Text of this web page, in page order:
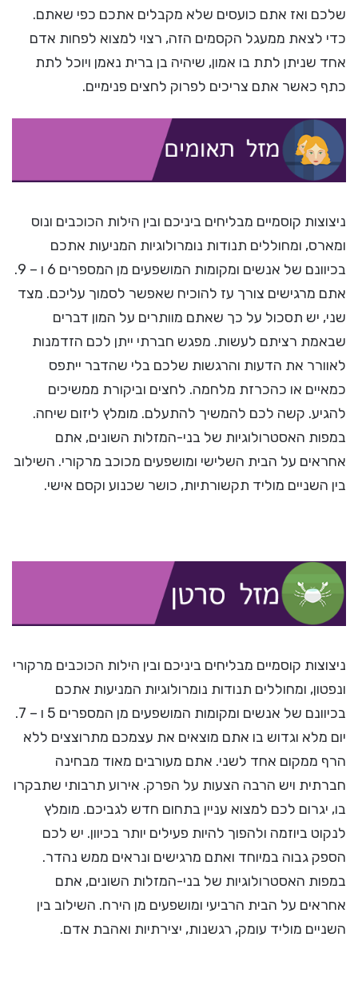
שלכם ואז אתם כועסים שלא מקבלים אתכם כפי שאתם.
כדי לצאת ממעגל הקסמים הזה, רצוי למצוא לפחות אדם
אחד שניתן לתת בו אמון, שיהיה בן ברית נאמן ויוכל לתת
כתף כאשר אתם צריכים לפרוק לחצים פנימיים.
ניצוצות קוסמיים מבליחים ביניכם ובין הילות הכוכבים ונוס
ומארס, ומחוללים תנודות נומרולוגיות המניעות אתכם
בכיוונם של אנשים ומקומות המושפעים מן המספרים 6 ו – 9.
אתם מרגישים צורך עז להוכיח שאפשר לסמוך עליכם. מצד
שני, יש תסכול על כך שאתם מוותרים על המון דברים
שבאמת רציתם לעשות. מפגש חברתי ייתן לכם הזדמנות
לאוורר את הדעות והרגשות שלכם בלי שהדבר ייתפס
כמאיים או כהכרזת מלחמה. לחצים וביקורת ממשיכים
להגיע. קשה לכם להמשיך להתעלם. מומלץ ליזום שיחה.
במפות האסטרולוגיות של בני-המזלות השונים, אתם
אחראים על הבית השלישי ומושפעים מכוכב מרקורי. השילוב
בין השניים מוליד תקשורתיות, כושר שכנוע וקסם אישי.
ניצוצות קוסמיים מבליחים ביניכם ובין הילות הכוכבים מרקורי
ונפטון, ומחוללים תנודות נומרולוגיות המניעות אתכם
בכיוונם של אנשים ומקומות המושפעים מן המספרים 5 ו – 7.
יום מלא וגדוש בו אתם מוצאים את עצמכם מתרוצצים ללא
הרף ממקום אחד לשני. אתם מעורבים מאוד מבחינה
חברתית ויש הרבה הצעות על הפרק. אירוע תרבותי שתבקרו
בו, יגרום לכם למצוא עניין בתחום חדש לגביכם. מומלץ
לנקוט ביוזמה ולהפוך להיות פעילים יותר בכיוון. יש לכם
הספק גבוה במיוחד ואתם מרגישים ונראים ממש נהדר.
במפות האסטרולוגיות של בני-המזלות השונים, אתם
אחראים על הבית הרביעי ומושפעים מן הירח. השילוב בין
השניים מוליד עומק, רגשנות, יצירתיות ואהבת אדם.